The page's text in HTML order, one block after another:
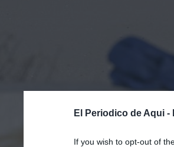
El Periodico de Aqui -
If you wish to opt-out of